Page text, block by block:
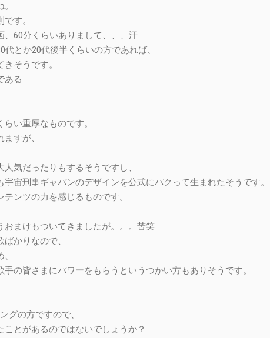
す。
、60分くらいありまして、、、汗
とか20代後半くらいの方であれば、
そうです。
ある
い重厚なものです。
すが、
気だったりもするそうですし、
宙刑事ギャバンのデザインを公式にパクって生まれたそうです。
ンツの力を感じるものです。
おまけもついてきましたが。。。苦笑
かりなので、
の皆さまにパワーをもらうというつかい方もありそうです。
グの方ですので、
とがあるのではないでしょうか？